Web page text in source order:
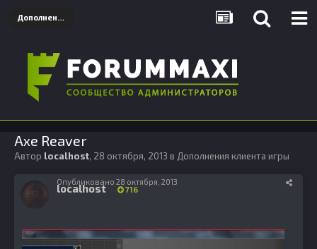
Дополнения клиента игры
Axe Reaver
Автор localhost, 28 октября, 2013 в Дополнения клиента игры
localhost 716
Опубликовано 28 октября, 2013